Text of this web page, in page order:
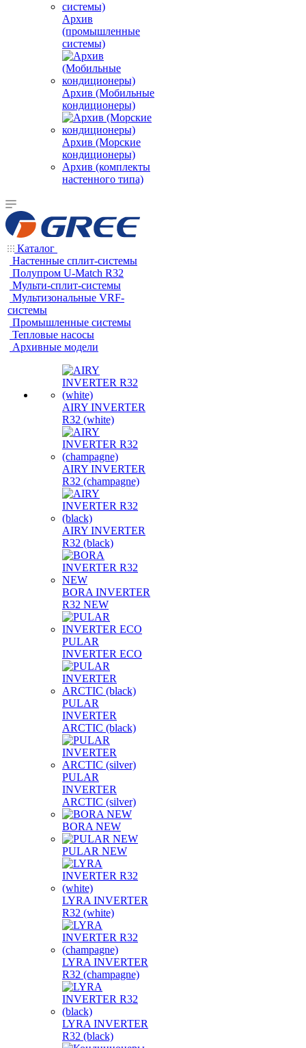
Архив
(промышленные
системы)
Архив (Мобильные
кондиционеры)
Архив (Морские
кондиционеры)
Архив (комплекты
настенного типа)
Каталог
Настенные сплит-системы
Полупром U-Match R32
Мульти-сплит-системы
Мультизональные VRF-
системы
Промышленные системы
Тепловые насосы
Архивные модели
AIRY INVERTER
R32 (white)
AIRY INVERTER
R32 (champagne)
AIRY INVERTER
R32 (black)
BORA INVERTER
R32 NEW
PULAR
INVERTER ECO
PULAR
INVERTER
ARCTIC (black)
PULAR
INVERTER
ARCTIC (silver)
BORA NEW
PULAR NEW
LYRA INVERTER
R32 (white)
LYRA INVERTER
R32 (champagne)
LYRA INVERTER
R32 (black)